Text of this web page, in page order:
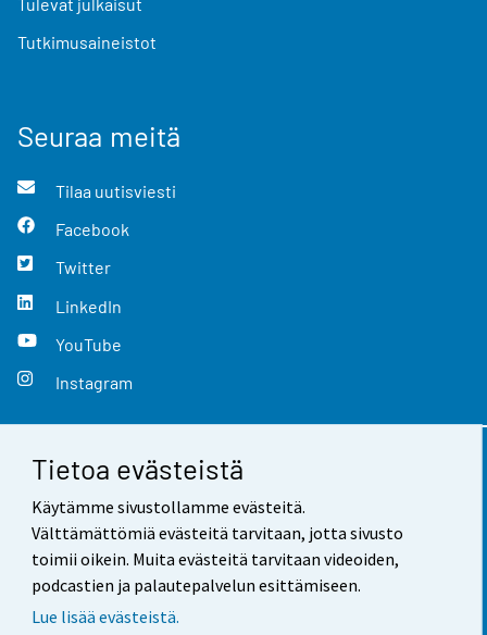
Tietoa evästeistä
Käytämme sivustollamme evästeitä.
Välttämättömiä evästeitä tarvitaan, jotta sivusto
toimii oikein. Muita evästeitä tarvitaan videoiden,
podcastien ja palautepalvelun esittämiseen.
Lue lisää evästeistä.
Tutkimusaineistot
Seuraa meitä
Tilaa uutisviesti
Facebook
Twitter
LinkedIn
YouTube
Instagram
Yhteystiedot
Palaute
Käyttöehdot